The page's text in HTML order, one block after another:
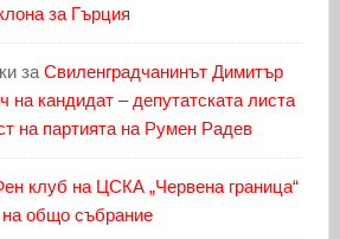
за Гърция
за Свиленградчанинът Димитър
на кандидат – депутатската листа
на партията на Румен Радев
клуб на ЦСКА „Червена граница“
общо събрание